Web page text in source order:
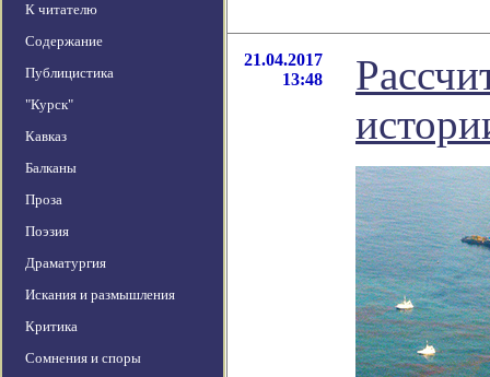
К читателю
Содержание
Публицистика
"Курск"
Кавказ
Балканы
Проза
Поэзия
Драматургия
Искания и размышления
Критика
Сомнения и споры
21.04.2017
13:48